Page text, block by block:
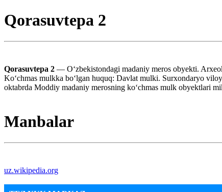
Qorasuvtepa 2
Qorasuvtepa 2 — Oʻzbekistondagi madaniy meros obyekti.
Koʻchmas mulkka boʻlgan huquq: Davlat mulki. Surxondaryo
oktabrda Moddiy madaniy merosning koʻchmas mulk obyektlari
Manbalar
uz.wikipedia.org